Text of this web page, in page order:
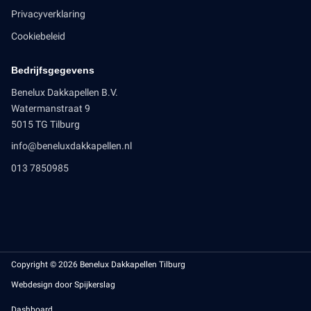
Privacyverklaring
Cookiebeleid
Bedrijfsgegevens
Benelux Dakkapellen B.V.
Watermanstraat 9
5015 TG Tilburg
info@beneluxdakkapellen.nl
013 7850985
Copyright © 2026 Benelux Dakkapellen Tilburg
Webdesign door Spijkerslag